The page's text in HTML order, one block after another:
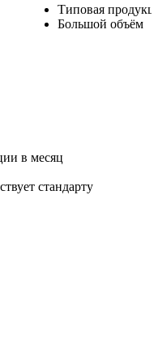
Типовая
Большой объём
в месяц
стандарту